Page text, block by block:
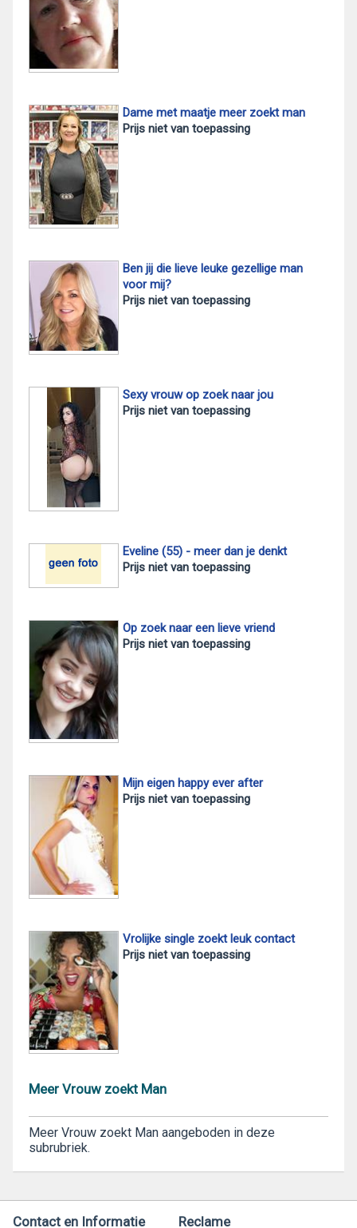
Dame met maatje meer zoekt man
Prijs niet van toepassing
Ben jij die lieve leuke gezellige man
voor mij?
Prijs niet van toepassing
Sexy vrouw op zoek naar jou
Prijs niet van toepassing
Eveline (55) - meer dan je denkt
Prijs niet van toepassing
Op zoek naar een lieve vriend
Prijs niet van toepassing
Mijn eigen happy ever after
Prijs niet van toepassing
Vrolijke single zoekt leuk contact
Prijs niet van toepassing
Meer Vrouw zoekt Man
Meer Vrouw zoekt Man aangeboden in deze
subrubriek.
Contact en Informatie Reclame